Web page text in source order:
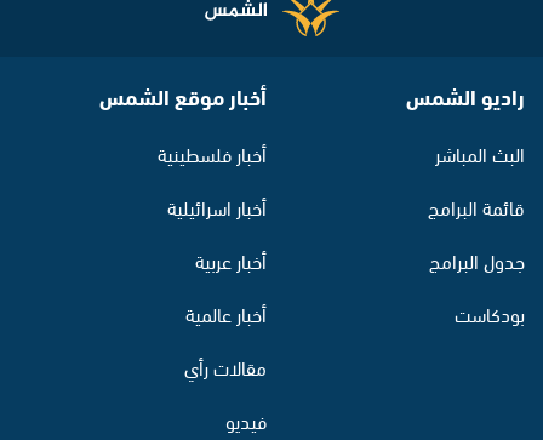
راديو الشمس
البث المباشر
قائمة البرامج
جدول البرامج
بودكاست
أخبار موقع الشمس
أخبار فلسطينية
أخبار اسرائيلية
أخبار عربية
أخبار عالمية
مقالات رأي
فيديو